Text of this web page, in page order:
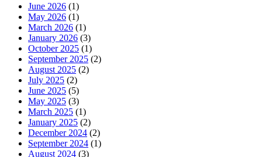
June 2026 (1)
May 2026 (1)
March 2026 (1)
January 2026 (3)
October 2025 (1)
September 2025 (2)
August 2025 (2)
July 2025 (2)
June 2025 (5)
May 2025 (3)
March 2025 (1)
January 2025 (2)
December 2024 (2)
September 2024 (1)
August 2024 (3)